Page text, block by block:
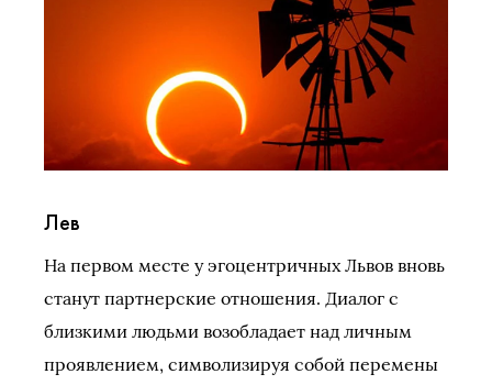
Лев
На первом месте у эгоцентричных Львов вновь
станут партнерские отношения. Диалог с
близкими людьми возобладает над личным
проявлением, символизируя собой перемены